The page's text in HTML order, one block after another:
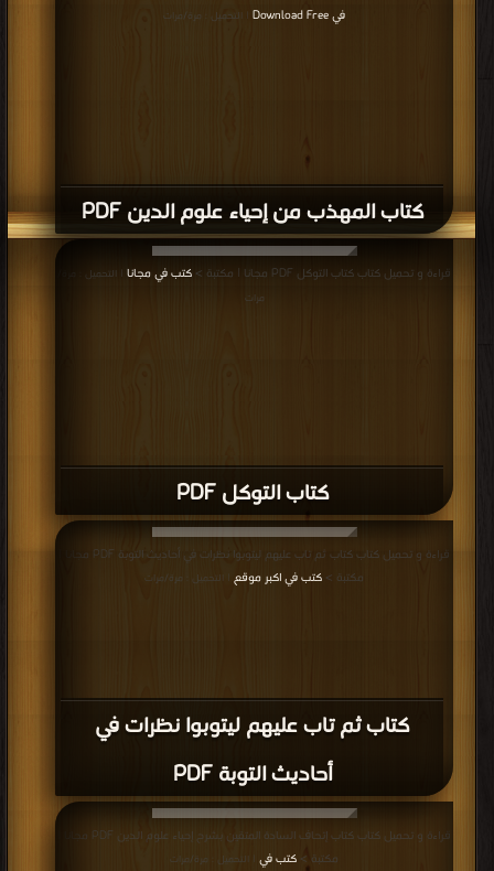
كتاب المهذب من إحياء علوم الدين PDF
في Download Free
| التحميل : مرة/مرات
كتاب التوكل PDF
قراءة و تحميل كتاب كتاب التوكل PDF مجانا | مكتبة > كتب في مجانا | التحميل : مرة/
مرات
كتاب ثم تاب عليهم ليتوبوا نظرات في
أحاديث التوبة PDF
قراءة و تحميل كتاب كتاب ثم تاب عليهم ليتوبوا نظرات في أحاديث التوبة PDF مجانا |
مكتبة > كتب في اكبر موقع | التحميل : مرة/مرات
قراءة و تحميل كتاب كتاب إتحاف السادة المتقين بشرح إحياء علوم الدين PDF مجانا |
مكتبة > كتب في | التحميل : مرة/مرات